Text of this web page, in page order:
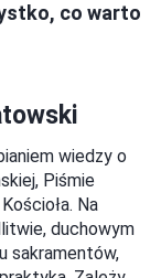
co warto
wiedzy o
Piśmie
Na
duchowym
sakramentów,